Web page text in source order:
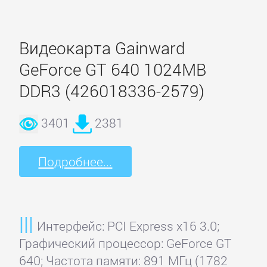
Видеокарта Gainward
GeForce GT 640 1024MB
DDR3 (426018336-2579)
3401 2381
Подробнее...
Интерфейс: PCI Express x16 3.0;
Графический процессор: GeForce GT
640; Частота памяти: 891 МГц (1782
Orient
ST
Lab
Suba
Techsolo
Terratec
VIA